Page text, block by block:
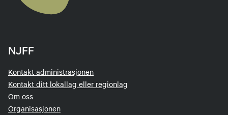
NJFF
Kontakt administrasjonen
Kontakt ditt lokallag eller regionlag
Om oss
Organisasjonen